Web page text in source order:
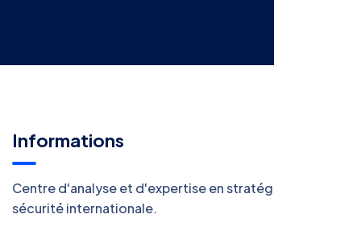
Informations
Centre d'analyse et d'expertise en stratégie et
sécurité internationale.